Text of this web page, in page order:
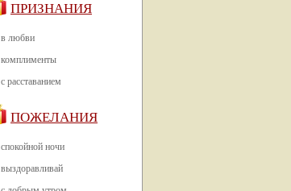
ПРИЗНАНИЯ
в любви
комплименты
с расставанием
ПОЖЕЛАНИЯ
спокойной ночи
выздоравливай